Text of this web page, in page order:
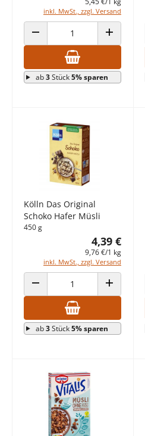
inkl. MwSt., zzgl. Versand
ANZAHL VERRINGERN ANZAHL
ab3Stück5% sparen
Kölln Das Original
Schoko Hafer Müsli
450 g
4,39 €
9,76 €/1 kg
inkl. MwSt., zzgl. Versand
ANZAHL VERRINGERN ANZAHL
ab3Stück5% sparen